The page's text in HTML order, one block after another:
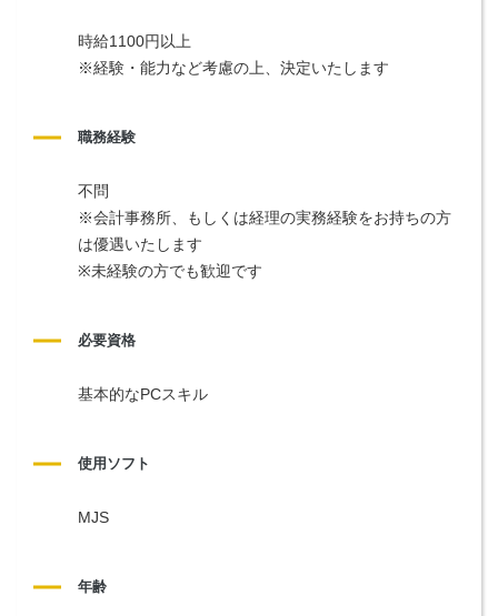
時給1100円以上
※経験・能力など考慮の上、決定いたします
職務経験
不問
※会計事務所、もしくは経理の実務経験をお持ちの方
は優遇いたします
※未経験の方でも歓迎です
必要資格
基本的なPCスキル
使用ソフト
MJS
年齢